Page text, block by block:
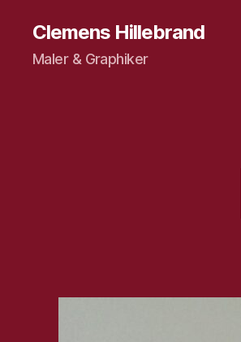
Clemens Hillebrand
Maler & Graphiker